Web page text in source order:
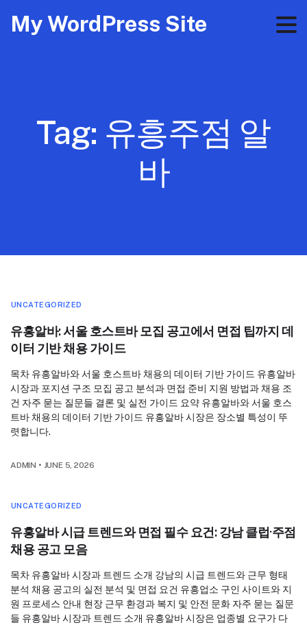
My WordPress Site
Tag: 유흥주점 알
바
UNCATEGORIZED
유흥알바: 서울 호스트바 모집 공고에서 면접 팁까지 데
이터 기반 채용 가이드
목차 유흥알바와 서울 호스트바 채용의 데이터 기반 가이드 유흥알바
시장과 포지션 구조 모집 공고 분석과 면접 준비 지원 방법과 채용 조
건 자주 묻는 질문들 결론 및 실전 가이드 요약 유흥알바와 서울 호스
트바 채용의 데이터 기반 가이드 유흥알바 시장은 장소별 특성이 뚜
렷합니다.
ADMIN • JUNE 5, 2026
UNCATEGORIZED
유흥알바 시급 트렌드와 면접 필수 요건: 강남 클럽·주점
채용 공고 모음
목차 유흥알바 시장과 트렌드 소개 강남의 시급 트렌드와 근무 형태
분석 채용 공고의 실전 분석 및 면접 요건 유흥업소 구인 사이트와 지
원 프로세스 안내 현장 근무 환경과 복지 및 안전 문화 자주 묻는 질문
들 유흥알바 시장과 트렌드 소개 유흥알바 시장은 업종별 요구가 다